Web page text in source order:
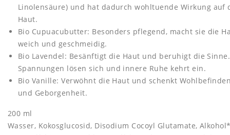
Linolensäure) und hat dadurch wohltuende Wirkung auf
Haut.
Bio Cupuacubutter: Besonders pflegend, macht sie die
weich und geschmeidig.
Bio Lavendel: Besänftigt die Haut und beruhigt die Sinne.
Spannungen lösen sich und innere Ruhe kehrt ein.
Bio Vanille: Verwöhnt die Haut und schenkt
und Geborgenheit.
200 ml
Wasser, Kokosglucosid, Disodium Cocoyl Glutamate,